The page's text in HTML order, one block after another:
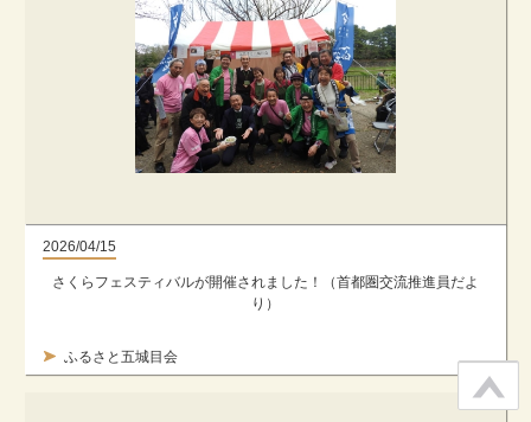
2026/04/15
ふるさと五城目会
さくらフェスティバルが開催されました！（首都圏交流推進員だよ
り）